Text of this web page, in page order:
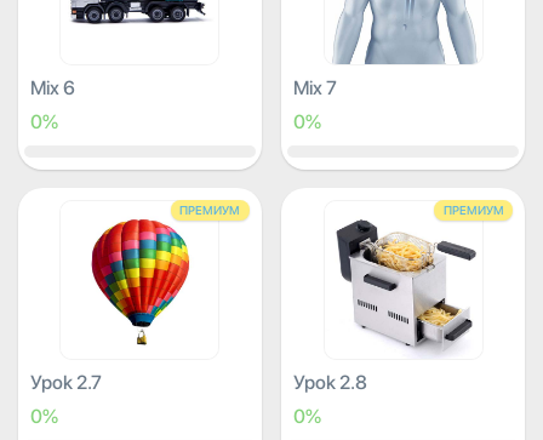
Mix 6
0%
Mix 7
0%
ПРЕМИУМ
Урок 2.7
0%
ПРЕМИУМ
Урок 2.8
0%